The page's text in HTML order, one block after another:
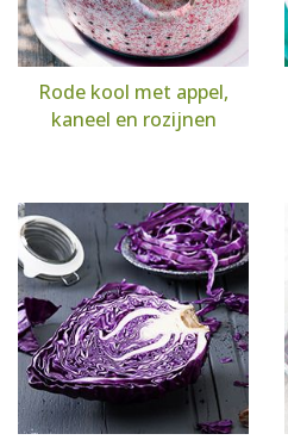
Rode kool met appel,
kaneel en rozijnen